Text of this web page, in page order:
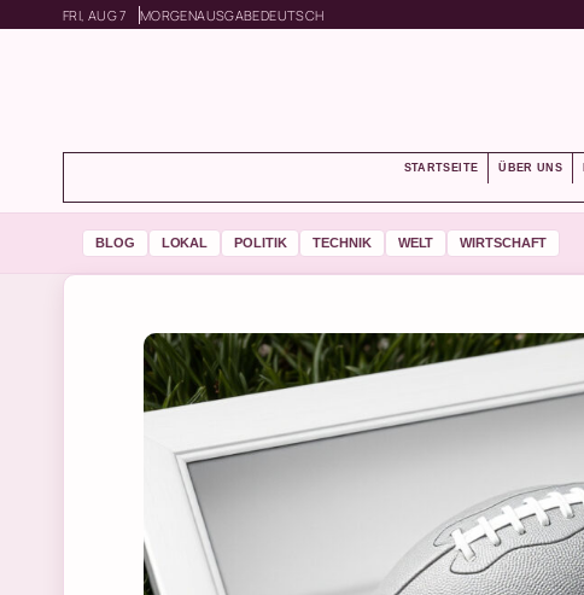
FRI, AUG 7 MORGENAUSGABEDEUTSCH
STARTSEITE ÜBER UNS
BLOG LOKAL POLITIK TECHNIK WELT WIRTSCHAFT